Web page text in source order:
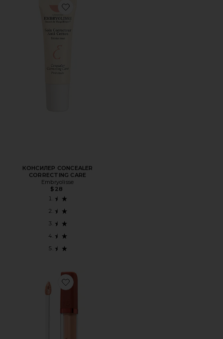
Favorite КОНСИЛЕР CONCEALER CORRECTING CARE
КОНСИЛЕР CONCEALER
CORRECTING CARE
Embryolisse
$28
Favorite КОРРЕКТИРУЮЩИЙ КОНСИЛЕР HY-GLAM